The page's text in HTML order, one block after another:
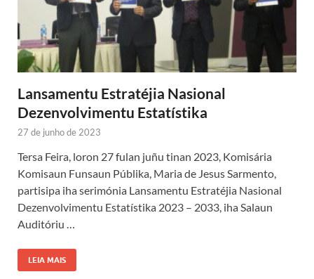
Lansamentu Estratéjia Nasional
Dezenvolvimentu Estatístika
27 de junho de 2023
Tersa Feira, loron 27 fulan juñu tinan 2023, Komisária
Komisaun Funsaun Públika, Maria de Jesus Sarmento,
partisipa iha serimónia Lansamentu Estratéjia Nasional
Dezenvolvimentu Estatístika 2023 – 2033, iha Salaun
Auditóriu …
LEIA MAIS